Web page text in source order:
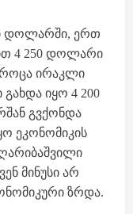
დოლარში, ერთ
4 250 დოლარი
როცა ირაკლი
იყო 4 200
გვქონდა
ეკონომიკის
მინუსი არ
ზრდა.